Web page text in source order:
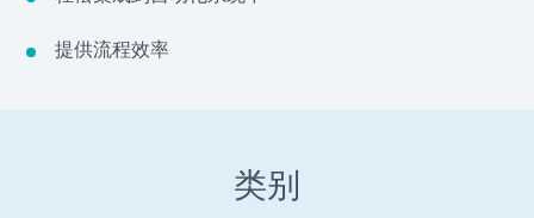
提供流程效率
类别